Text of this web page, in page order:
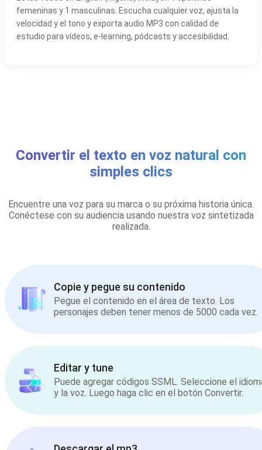
femeninas y 1 masculinas. Escucha cualquier voz, ajusta la
velocidad y el tono y exporta audio MP3 con calidad de
estudio para vídeos, e-learning, pódcasts y accesibilidad.
Convertir el texto en voz natural con
simples clics
Encuentre una voz para su marca o su próxima historia única.
Conéctese con su audiencia usando nuestra voz sintetizada
realizada.
Copie y pegue su contenido
Pegue el contenido en el área de texto. Los
personajes deben tener menos de 5000 cada vez.
Editar y tune
Puede agregar códigos SSML. Seleccione el
y la voz. Luego haga clic en el botón Convertir.